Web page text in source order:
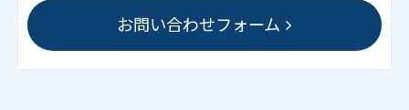
お問い合わせフォーム